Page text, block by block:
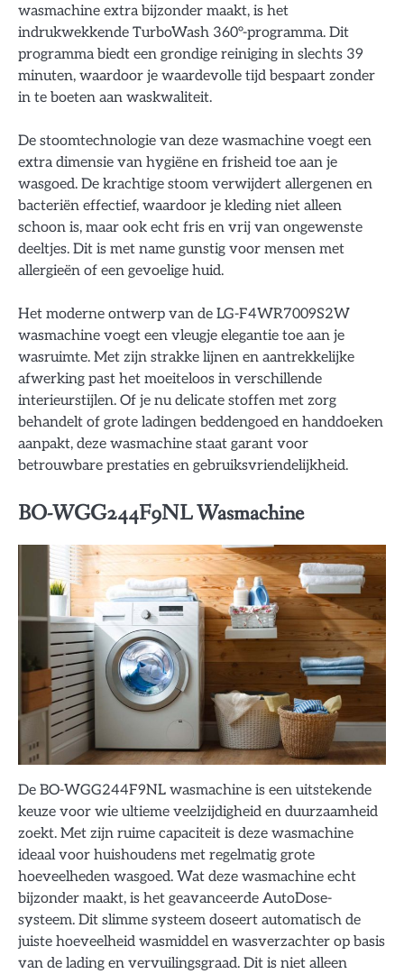
wasmachine extra bijzonder maakt, is het
indrukwekkende TurboWash 360°-programma. Dit
programma biedt een grondige reiniging in slechts 39
minuten, waardoor je waardevolle tijd bespaart zonder
in te boeten aan waskwaliteit.
De stoomtechnologie van deze wasmachine voegt een
extra dimensie van hygiëne en frisheid toe aan je
wasgoed. De krachtige stoom verwijdert allergenen en
bacteriën effectief, waardoor je kleding niet alleen
schoon is, maar ook echt fris en vrij van ongewenste
deeltjes. Dit is met name gunstig voor mensen met
allergieën of een gevoelige huid.
Het moderne ontwerp van de LG-F4WR7009S2W
wasmachine voegt een vleugje elegantie toe aan je
wasruimte. Met zijn strakke lijnen en aantrekkelijke
afwerking past het moeiteloos in verschillende
interieurstijlen. Of je nu delicate stoffen met zorg
behandelt of grote ladingen beddengoed en handdoeken
aanpakt, deze wasmachine staat garant voor
betrouwbare prestaties en gebruiksvriendelijkheid.
BO-WGG244F9NL Wasmachine
De BO-WGG244F9NL wasmachine is een uitstekende
keuze voor wie ultieme veelzijdigheid en duurzaamheid
zoekt. Met zijn ruime capaciteit is deze wasmachine
ideaal voor huishoudens met regelmatig grote
hoeveelheden wasgoed. Wat deze wasmachine echt
bijzonder maakt, is het geavanceerde AutoDose-
systeem. Dit slimme systeem doseert automatisch de
juiste hoeveelheid wasmiddel en wasverzachter op basis
van de lading en vervuilingsgraad. Dit is niet alleen